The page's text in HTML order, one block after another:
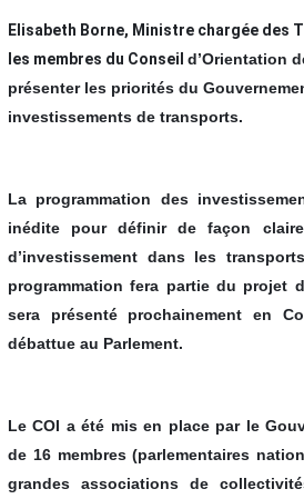
Elisabeth Borne, Ministre chargée des
les membres du Conseil d’Orientation
présenter les priorités du
investissements de transports.
La programmation des
inédite pour définir de façon
d’investissement dans les
programmation fera partie du projet
sera présenté prochainement en
débattue au Parlement.
Le COI a été mis en place par le
de 16 membres (parlementaires
grandes associations de